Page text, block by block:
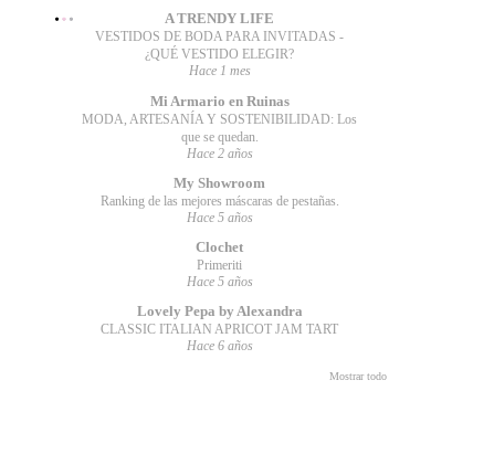
A TRENDY LIFE
VESTIDOS DE BODA PARA INVITADAS -
¿QUÉ VESTIDO ELEGIR?
Hace 1 mes
Mi Armario en Ruinas
MODA, ARTESANÍA Y SOSTENIBILIDAD: Los
que se quedan.
Hace 2 años
My Showroom
Ranking de las mejores máscaras de pestañas.
Hace 5 años
Clochet
Primeriti
Hace 5 años
Lovely Pepa by Alexandra
CLASSIC ITALIAN APRICOT JAM TART
Hace 6 años
Mostrar todo